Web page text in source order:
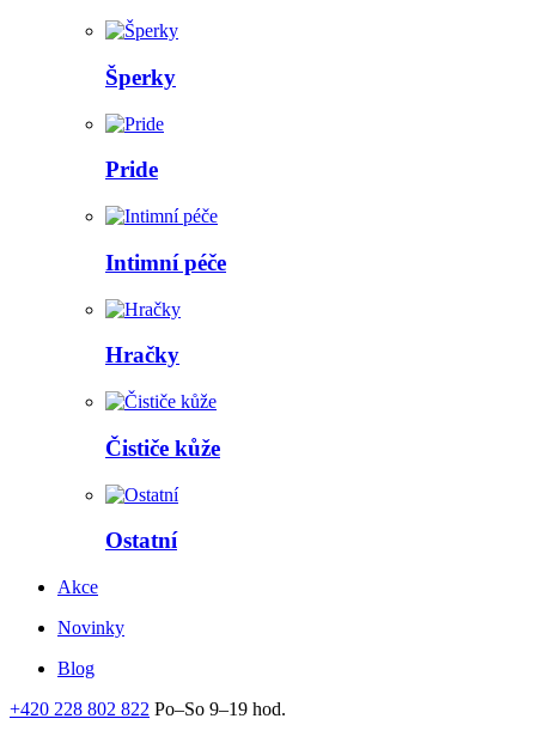
Šperky
Pride
Intimní péče
Hračky
Čističe kůže
Ostatní
Akce
Novinky
Blog
+420 228 802 822 Po–So 9–19 hod.